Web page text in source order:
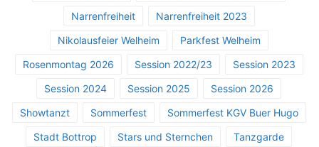
Narrenfreiheit
Narrenfreiheit 2023
Nikolausfeier Welheim
Parkfest Welheim
Rosenmontag 2026
Session 2022/23
Session 2023
Session 2024
Session 2025
Session 2026
Showtanzt
Sommerfest
Sommerfest KGV Buer Hugo
Stadt Bottrop
Stars und Sternchen
Tanzgarde